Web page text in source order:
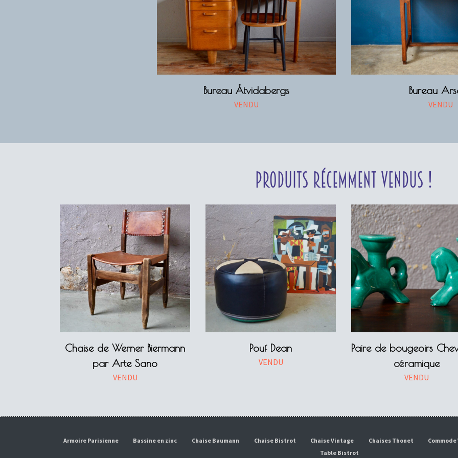
Bureau Åtvidabergs
VENDU
Bureau
VENDU
Produits récemment vendus !
Chaise de Werner Biermann
par Arte Sano
VENDU
Pouf Dean
VENDU
Paire de bougeoirs
céramique
VENDU
Armoire Parisienne Bassine en zinc Chaise Baumann Chaise Bistrot Chaise Vintage Chaises Thonet
Table Bistrot